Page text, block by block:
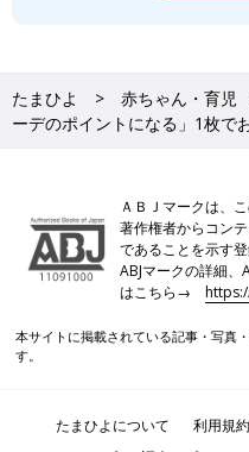
で使え
H＆Мと
プスがた
のワンピー
の春先から
す。
ね！デザイン性が高いのはも
のや、初夏まで着られるも
います。簡単におしゃれを
ックしてくださいね♪
●記事内容でご紹介している
たまひよ 赤ちゃん・育児
ーデのポイントになる」1枚で
ＡＢＪマークは、
著作権者からコン
であることを示す
ABJマークの詳細
はこちら→
本サイトに掲載されている記事・写真
す。
たまひよについて 利用規約